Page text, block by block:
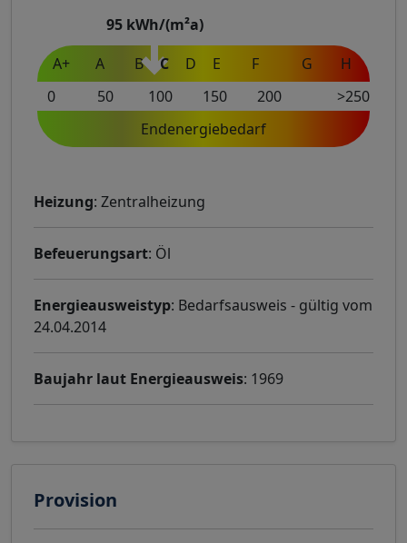
A+ A B C D E F G H
95 kWh/(m²a)
0 50 100 150 200
>250
Endenergiebedarf
Heizung: Zentralheizung
Befeuerungsart: Öl
Energieausweistyp: Bedarfsausweis - gültig vom
24.04.2014
Baujahr laut Energieausweis: 1969
Provision